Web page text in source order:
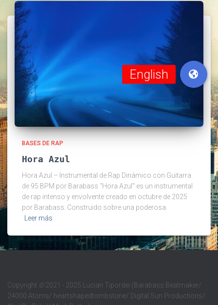
BASES DE RAP
Hora Azul
Hora Azul – Instrumental de Rap Dinámico con Guitarra
de 95 BPM por Barabass “Hora Azul” es un instrumental
de rap intenso y envolvente creado en octubre de 2025
por Barabass. Construido sobre una poderosa
Leer más
Copyright ©2021 - 2025 Lucian Tipordei (Barabass Beatmaker/
24000 Atoms/ heartshapedtombstone/ Digital Sun Productions/